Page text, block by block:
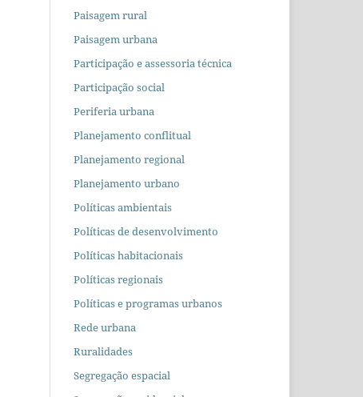
Paisagem rural
Paisagem urbana
Participação e assessoria técnica
Participação social
Periferia urbana
Planejamento conflitual
Planejamento regional
Planejamento urbano
Políticas ambientais
Políticas de desenvolvimento
Políticas habitacionais
Políticas regionais
Políticas e programas urbanos
Rede urbana
Ruralidades
Segregação espacial